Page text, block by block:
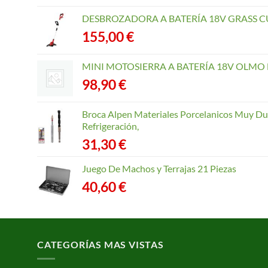
DESBROZADORA A BATERÍA 18V GRASS
155,00€
MINI MOTOSIERRA A BATERÍA 18V OLMO
98,90€
Broca Alpen Materiales Porcelanicos Muy
Refrigeración,
31,30€
Juego De Machos y Terrajas 21 Piezas
40,60€
CATEGORÍAS MAS VISTAS